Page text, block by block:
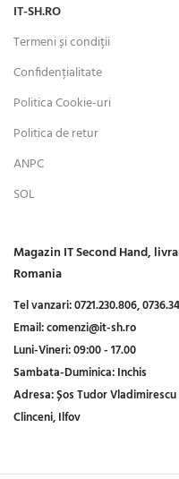
IT-SH.RO
Termeni și condiții
Confidențialitate
Politica Cookie-uri
Politica de retur
ANPC
SOL
Magazin IT Second Hand,
Romania
Tel vanzari:0721.230.806,
Email:comenzi@it-sh.ro
Luni-Vineri:09:00 - 17.00
Sambata-Duminica:Inchis
Adresa:Șos Tudor
Clinceni, Ilfov